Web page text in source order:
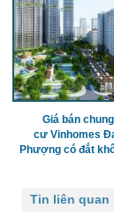
Giá bán chung
cư Vinhomes
Phượng có đắt
Tin liên quan